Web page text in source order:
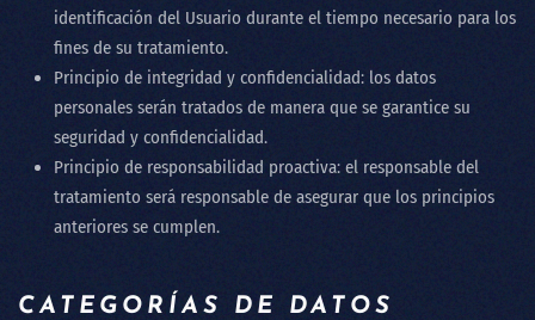
identificación del Usuario durante el tiempo necesario para los
fines de su tratamiento.
Principio de integridad y confidencialidad: los datos
personales serán tratados de manera que se garantice su
seguridad y confidencialidad.
Principio de responsabilidad proactiva: el responsable del
tratamiento será responsable de asegurar que los principios
anteriores se cumplen.
CATEGORÍAS DE DATOS